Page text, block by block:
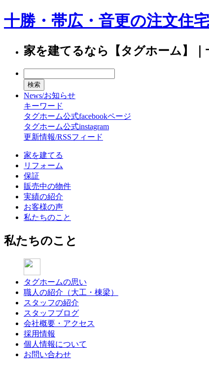
十勝・帯広・音更の注文住
家を建てるなら【タグホーム】｜
News/お知らせ
キーワード
タグホーム公式facebookページ
タグホーム公式instagram
更新情報/RSSフィード
家を建てる
リフォーム
保証
販売中の物件
実績の紹介
お客様の声
私たちのこと
私たちのこと
タグホームの思い
職人の紹介（大工・棟梁）
スタッフの紹介
スタッフブログ
会社概要・アクセス
採用情報
個人情報について
お問い合わせ